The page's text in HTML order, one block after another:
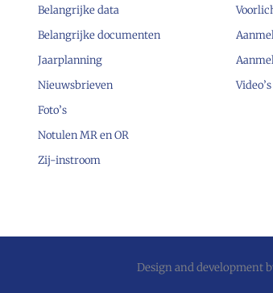
Belangrijke data
Belangrijke documenten
Jaarplanning
Nieuwsbrieven
Foto’s
Notulen MR en OR
Zij-instroom
Design and development